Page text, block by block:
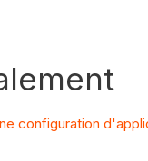
configuration